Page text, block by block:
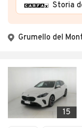
Storia
Grumello del
15